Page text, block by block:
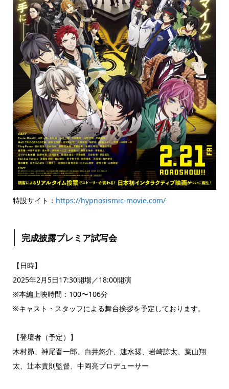
特設サイト： https://hypnosismic-movie.com/
完成披露プレミア試写会
【日時】
2025年2月5日17:30開場／18:00開演
※本編上映時間：100〜106分
※キャスト・スタッフによる舞台挨拶を予定しております。
【登壇者（予定）】
木村昴、神尾晋一郎、白井悠介、速水奨、岩崎諒太、葉山翔
太、辻本貴則監督、中岡亮プロデューサー